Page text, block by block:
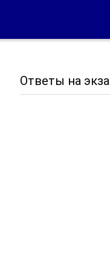
Ответы на